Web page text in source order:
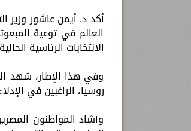
أكد د. أيمن عاشور وزير
العالم في توعية
الانتخابات الرئاسية
وفي هذا الإطار، شهد
روسيا، الراغبين في
وأشاد المواطنون